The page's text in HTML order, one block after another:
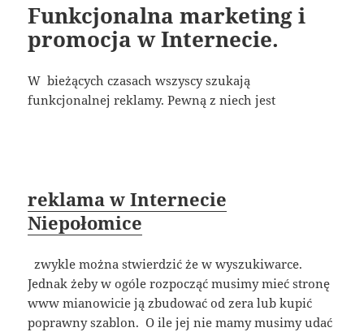
Funkcjonalna marketing i
promocja w Internecie.
W bieżących czasach wszyscy szukają
funkcjonalnej reklamy. Pewną z niech jest
reklama w Internecie
Niepołomice
zwykle można stwierdzić że w wyszukiwarce.
Jednak żeby w ogóle rozpocząć musimy mieć stronę
www mianowicie ją zbudować od zera lub kupić
poprawny szablon. O ile jej nie mamy musimy udać